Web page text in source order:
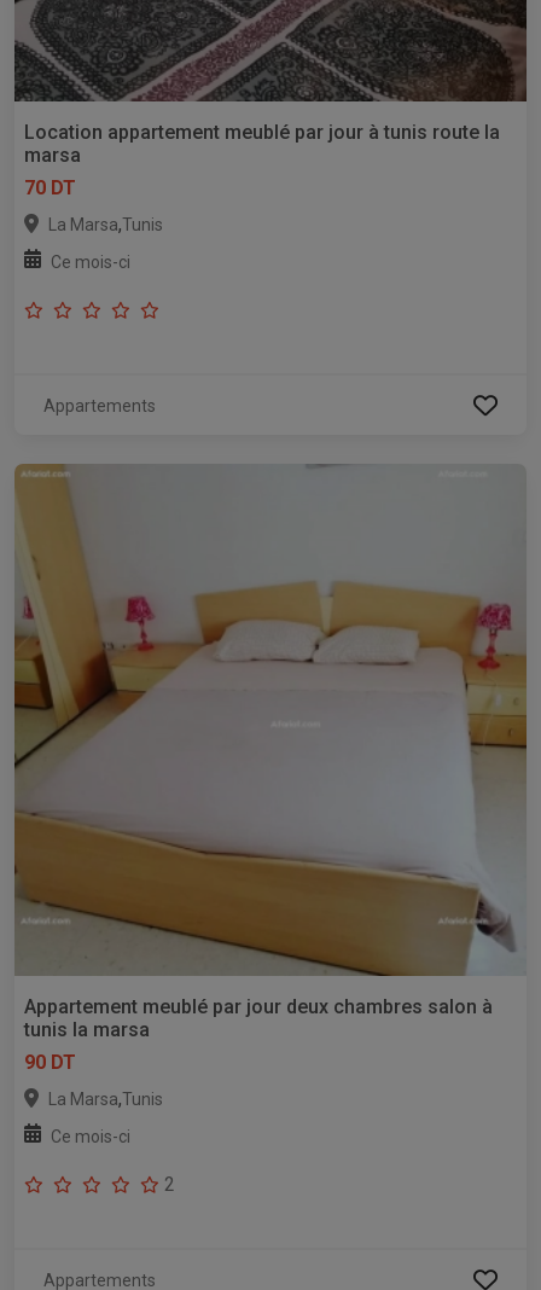
Location appartement meublé par jour à tunis route la
marsa
70 DT
La Marsa,Tunis
Ce mois-ci
Appartements
Appartement meublé par jour deux chambres salon à
tunis la marsa
90 DT
La Marsa,Tunis
Ce mois-ci
2
Appartements